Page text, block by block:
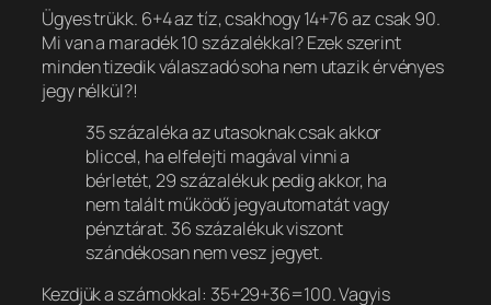
Ügyes trükk. 6+4 az tíz, csakhogy 14+76 azcsak 90.
Mi van a maradék 10 százalékkal? Ezek szerint
minden tizedik válaszadó soha nem utazik érvényes
jegy nélkül?!
35 százaléka az utasoknak csak akkor
bliccel, ha elfelejti magával vinni a
bérletét, 29 százalékuk pedig akkor, ha
nem talált működő jegyautomatát vagy
pénztárat. 36 százalékuk viszont
szándékosan nem vesz jegyet.
Kezdjük a számokkal: 35+29+36=100. Vagyis